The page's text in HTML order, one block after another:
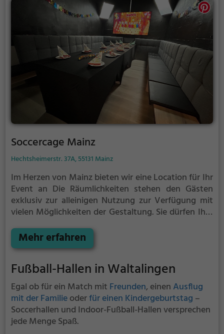
Soccercage Mainz
Hechtsheimerstr. 37A, 55131 Mainz
Im Herzen von Mainz bieten wir eine Location für Ihr
Event an Die Räumlichkeiten stehen den Gästen
exklusiv zur alleinigen Nutzung zur Verfügung mit
vielen Möglichkeiten der Gestaltung. Sie dürfen Ihre
verzehren.
Mehr erfahren
Fußball-Hallen in Waltalingen
Egal ob für ein Match mit Freunden, einen Ausflug
mit der Familieoderfür einen Kindergeburtstag –
Soccerhallen und Indoor-Fußball-Hallen versprechen
jede Menge Spaß.